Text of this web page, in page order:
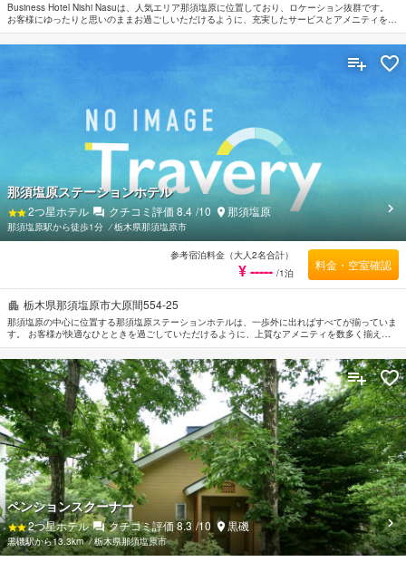
Business Hotel Nishi Nasuは、人気エリア那須塩原に位置しており、ロケーション抜群です。
お客様にゆったりと思いのままお過ごしいただけるように、充実したサービスとアメニティをご
用意しております。 全室Wi-Fi無料, ランドリーサービス, ビジネスセンター（FAX/写真コピー）
などの設備・サービスもぜひご利用ください。 ルームタイプにより無料Wi-Fi , 禁煙/喫煙ポリシ
ー：全室喫煙可などの設備が整ったお部屋をご用意しています。 お部屋やマッサージなどの館
内設備・サービスで旅の疲れをゆっくりと癒すことができます。 Business Hotel Nishi Nasuの
栃木県那須塩原市大原間554-25
那須塩原の中心に位置する那須塩原ステーションホテルは、一歩外に出ればすべてが揃っていま
す。 お客様が快適なひとときを過ごしていただけるように、上質なアメニティを数多く揃えて
おります。 那須塩原ステーションホテルのスタッフがおもてなしの心を持って丁寧にご対応し
ます。 ごゆっくりとお休みいただけるようお部屋は落ち着いた内装と和やかな空間に仕上がっ
ており、ルームタイプによりタオル, クローゼット, カーペット, 洋服掛け, スリッパが備えられ
ています。 当施設ではさまざまなレクリエーションをご体験いただけます。 那須塩原ステーシ
ョンホテルは、那須塩原観光は大変便利なロケーションに位置しているだけなく、客室でゆっく
りとお過ごしいただくにも最適です。
那須塩原ステーションホテル
2つ星ホテル クチコミ評価8.4 /10 那須塩原
那須塩原駅から徒歩1分 ⁄栃木県那須塩原市
参考宿泊料金（大人2名合計）
¥ ----- /1泊
料金・空室確認
ペンションスクーナー
2つ星ホテル クチコミ評価8.3 /10 黒磯
黒磯駅から13.3km ⁄栃木県那須塩原市